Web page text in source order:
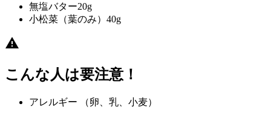
無塩バター20g
小松菜（葉のみ） 40g
こんな人は要注意！
アレルギー （卵、乳、小麦）